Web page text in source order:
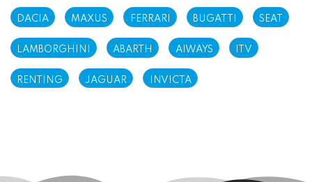
DACIA MAXUS FERRARI BUGATTI SEAT
LAMBORGHINI ABARTH AIWAYS ITV
RENTING JAGUAR INVICTA